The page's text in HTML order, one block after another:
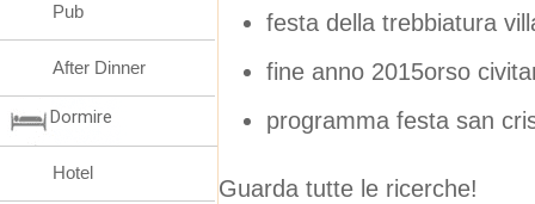
festa della trebbiatura
fine anno 2015orso
programma festa san
Guarda tutte le ricerche!
Pub
After Dinner
Dormire
Hotel